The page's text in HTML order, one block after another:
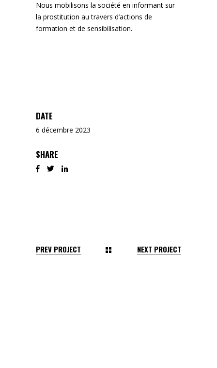
Nous mobilisons la société en informant sur
la prostitution au travers d’actions de
formation et de sensibilisation.
DATE
6 décembre 2023
SHARE
PREV PROJECT NEXT PROJECT